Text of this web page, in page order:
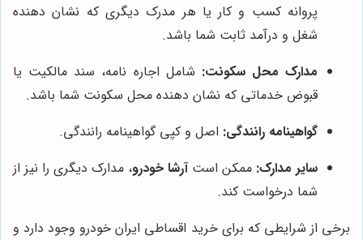
پروانه کسب و کار یا هر مدرک دیگری که نشان دهنده
شغل و درآمد ثابت شما باشد.
مدارک محل سکونت: شامل اجاره نامه، سند مالکیت یا
قبوض خدماتی که نشان دهنده محل سکونت شما باشد.
گواهینامه رانندگی: اصل و کپی گواهینامه رانندگی.
سایر مدارک: ممکن استآرشا خودرو، مدارک دیگری را نیز از
شما درخواست کند.
برخی از شرایطی که برای خرید اقساطی ایران خودرو وجود دارد و